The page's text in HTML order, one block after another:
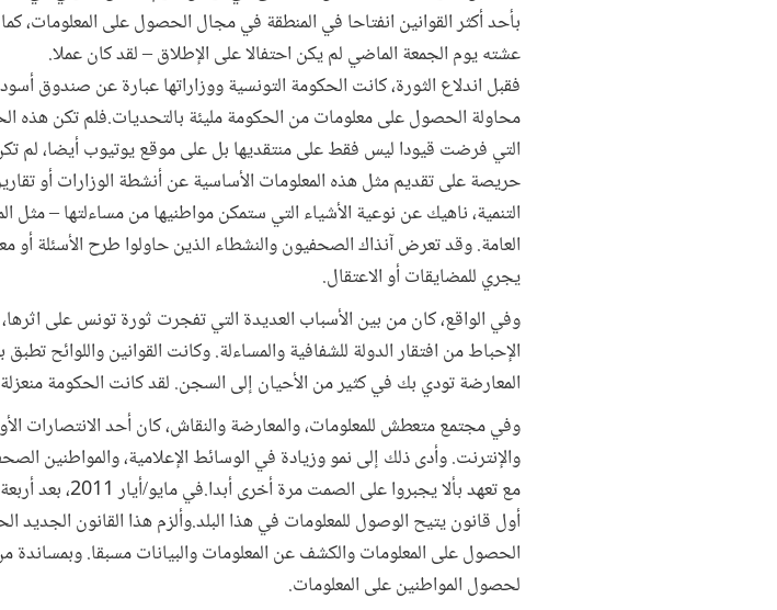
بأحد أكثر القوانين انفتاحا في المنطقة في مجال الحصول على المعلومات،
عشته يوم الجمعة الماضي لم يكن احتفالا على الإطلاق – لقد كان عملا.
فقبل اندلاع الثورة، كانت الحكومة التونسية ووزاراتها عبارة عن صندوق
محاولة الحصول على معلومات من الحكومة مليئة بالتحديات.فلم تكن هذه
التي فرضت قيودا ليس فقط على منتقديها بل على موقع يوتيوب أيضا، لم
حريصة على تقديم مثل هذه المعلومات الأساسية عن أنشطة الوزارات أو
التنمية، ناهيك عن نوعية الأشياء التي ستمكن مواطنيها من مساءلتها – مثل
العامة. وقد تعرض آنذاك الصحفيون والنشطاء الذين حاولوا طرح الأسئلة أو
يجري للمضايقات أو الاعتقال.
وفي الواقع، كان من بين الأسباب العديدة التي تفجرت ثورة تونس على اثرها،
الإحباط من افتقار الدولة للشفافية والمساءلة. وكانت القوانين واللوائح
المعارضة تودي بك في كثير من الأحيان إلى السجن. لقد كانت الحكومة
وفي مجتمع متعطش للمعلومات، والمعارضة والنقاش، كان أحد الانتصارات
والإنترنت. وأدى ذلك إلى نمو وزيادة في الوسائط الإعلامية،
مع تعهد بألا
أول قانون يتيح الوصول للمعلومات في هذا البلد.وألزم هذا القانون الجديد
الحصول على المعلومات والكشف عن المعلومات والبيانات مسبقا. وبمساندة
لحصول المواطنين على المعلومات.